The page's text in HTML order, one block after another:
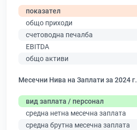
показател
общо приходи
счетоводна печалба
EBITDA
общо активи
Месечни Нива на Заплати за 2024 г.
вид заплата / персонал
средна нетна месечна заплата
средна брутна месечна заплата